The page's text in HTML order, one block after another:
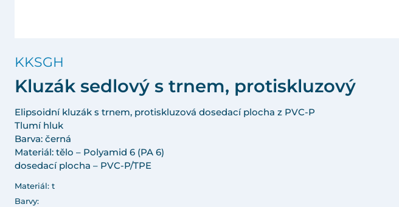
KKSGH
Kluzák sedlový s trnem, protiskluzový
Elipsoidní kluzák s trnem, protiskluzová dosedací plocha z PVC-P
Tlumí hluk
Barva: černá
Materiál: tělo – Polyamid 6 (PA 6)
dosedací plocha – PVC-P/TPE
Materiál: t
Barvy: